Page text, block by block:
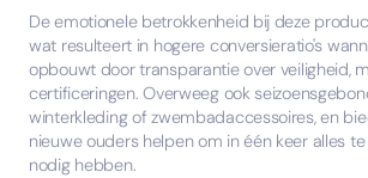
De emotionele betrokkenheid bij deze
wat resulteert in hogere conversieratio's
opbouwt door transparantie over veiligheid,
certificeringen. Overweeg ook
winterkleding of zwembadaccessoires, en
nieuwe ouders helpen om in één keer alles
nodig hebben.